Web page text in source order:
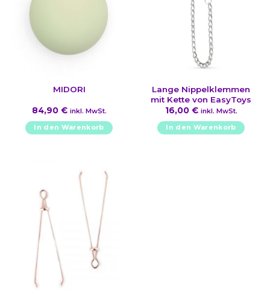
MIDORI
84,90 € inkl. MwSt.
In den Warenkorb
Lange Nippelklemmen
mit Kette von EasyToys
16,00 € inkl. MwSt.
In den Warenkorb